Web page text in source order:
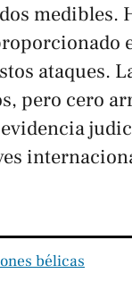
medibles.
ataques.
pero cero
bélicas